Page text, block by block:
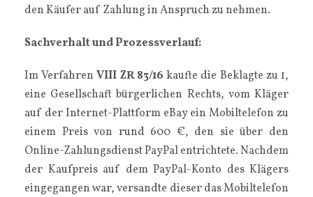
den Käufer auf Zahlung in Anspruch zu nehmen.
Sachverhalt und Prozessverlauf:
Im VerfahrenVIII ZR 83/16 kaufte die Beklagte zu 1,
eine Gesellschaft bürgerlichen Rechts, vom Kläger
auf der Internet-Plattform eBay ein Mobiltelefon zu
einem Preis von rund 600 €, den sie über den
Online-Zahlungsdienst PayPal entrichtete. Nachdem
der Kaufpreis auf dem PayPal-Konto des Klägers
eingegangen war, versandte dieser das Mobiltelefon